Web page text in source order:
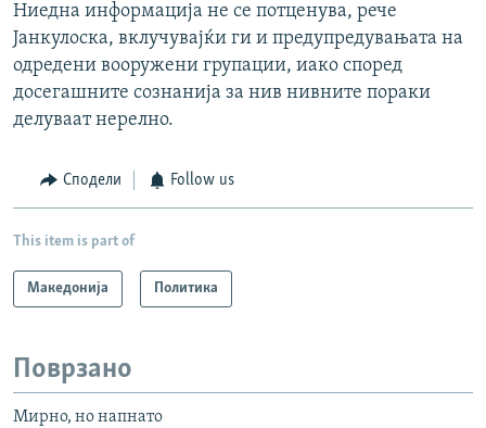
Ниедна информација не се потценува, рече
Јанкулоска, вклучувајќи ги и предупредувањата на
одредени вооружени групации, иако според
досегашните сознанија за нив нивните пораки
делуваат нерелно.
Сподели Follow us
This item is part of
Македонија Политика
Поврзано
Мирно, но напнато